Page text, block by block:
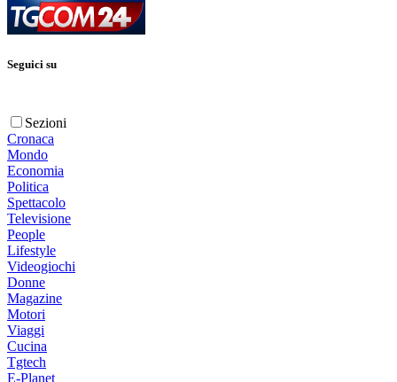
Seguici su
Sezioni
Cronaca
Mondo
Economia
Politica
Spettacolo
Televisione
People
Lifestyle
Videogiochi
Donne
Magazine
Motori
Viaggi
Cucina
Tgtech
E-Planet